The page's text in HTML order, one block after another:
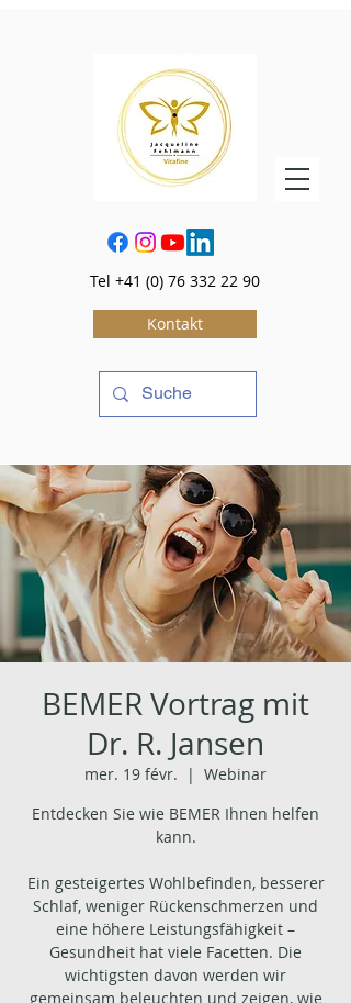
Tel +41 (0) 76 332 22 90
Kontakt
BEMER Vortrag mit
Dr. R. Jansen
mer. 19 févr.
  |
Webinar
Entdecken Sie wie BEMER Ihnen helfen
kann.
Ein gesteigertes Wohlbefinden, besserer
Schlaf, weniger Rückenschmerzen und
eine höhere Leistungsfähigkeit –
Gesundheit hat viele Facetten. Die
wichtigsten davon werden wir
gemeinsam beleuchten und zeigen, wie